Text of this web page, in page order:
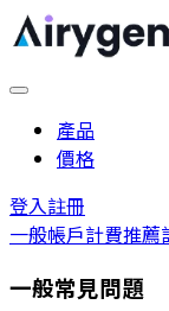
產品
價格
登入註冊
一般帳戶計費推薦
一般常見問題